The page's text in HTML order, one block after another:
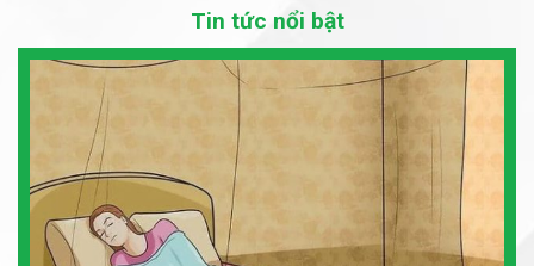
Tin tức nổi bật